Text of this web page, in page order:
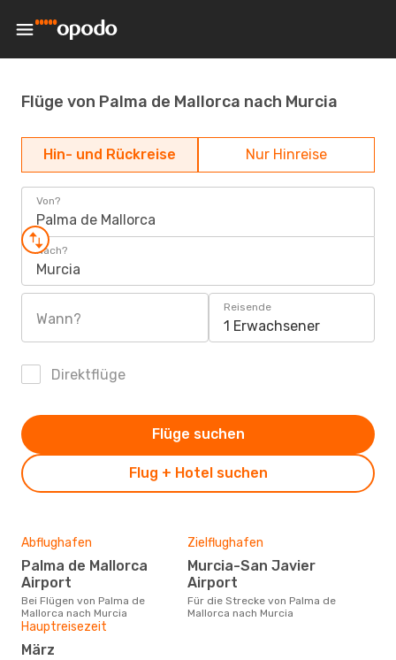
Flüge von Palma de Mallorca nach Murcia
Hin- und Rückreise Nur Hinreise
Von?
Palma de Mallorca
Nach?
Murcia
Wann?
Reisende
1 Erwachsener
Direktflüge
Flug + Hotel suchen
Flüge suchen
Abflughafen
Palma de Mallorca
Airport
Bei Flügen von Palma de
Mallorca nach Murcia
Zielflughafen
Murcia-San Javier
Airport
Für die Strecke von Palma de
Mallorca nach Murcia
Hauptreisezeit
März